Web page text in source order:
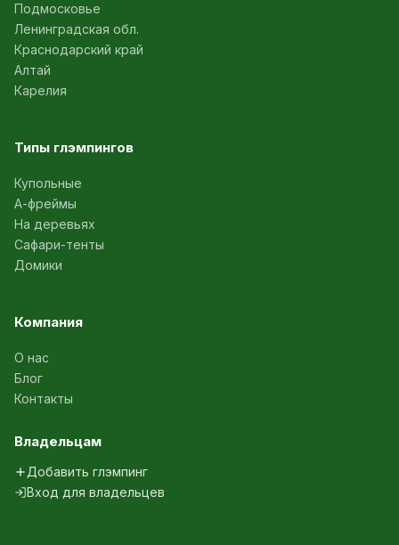
Подмосковье
Ленинградская обл.
Краснодарский край
Алтай
Карелия
Типы глэмпингов
Купольные
А-фреймы
На деревьях
Сафари-тенты
Домики
Компания
О нас
Блог
Контакты
Владельцам
Добавить глэмпинг
Вход для владельцев